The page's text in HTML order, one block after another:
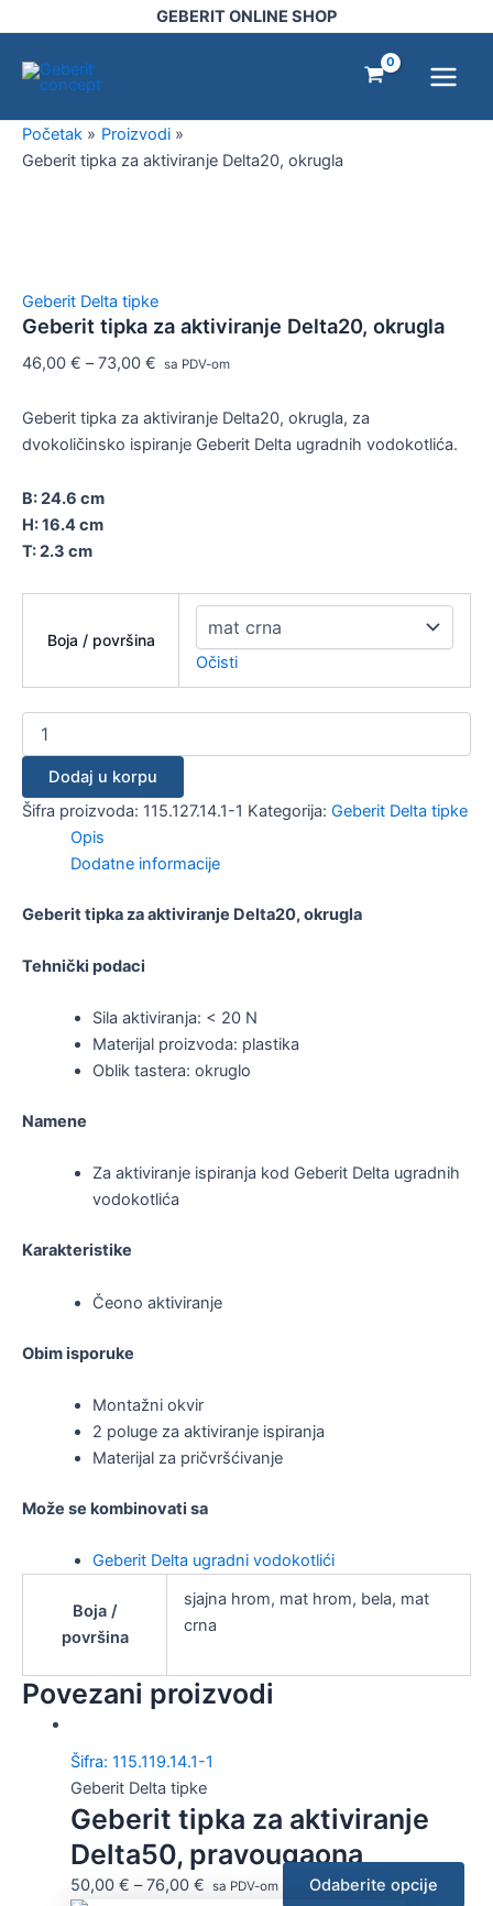
na
sadržaj
GEBERIT ONLINE SHOP
Početak
Proizvodi
Geberit tipka za aktiviranje Delta20, okrugla
Geberit Delta tipke
Geberit tipka za aktiviranje Delta20, okrugla
46,00 € –73,00 € sa PDV-om
Geberit tipka za aktiviranje Delta20, okrugla, za
dvokoličinsko ispiranje Geberit Delta ugradnih vodokotlića.
B: 24.6 cm
H: 16.4 cm
T: 2.3 cm
Boja / površina
Očisti
tipka
aktiviranje
okrugla
količina
Dodaj u korpu
Šifra proizvoda: 115.127.14.1-1 Kategorija: Geberit Delta tipke
Opis
Dodatne informacije
Geberit tipka za aktiviranje Delta20, okrugla
Tehnički podaci
Sila aktiviranja: < 20 N
Materijal proizvoda: plastika
Oblik tastera: okruglo
Namene
Za aktiviranje ispiranja kod Geberit Delta ugradnih
vodokotlića
Karakteristike
Čeono aktiviranje
Obim isporuke
Montažni okvir
2 poluge za aktiviranje ispiranja
Materijal za pričvršćivanje
Može se kombinovati sa
Geberit Delta ugradni vodokotlići
Boja /
površina
sjajna hrom, mat hrom, bela, mat
crna
Povezani proizvodi
Šifra: 115.119.14.1-1
Geberit Delta tipke
Geberit tipka za aktiviranje
Delta50, pravougaona
50,00 € –76,00 € sa PDV-om Odaberite opcije